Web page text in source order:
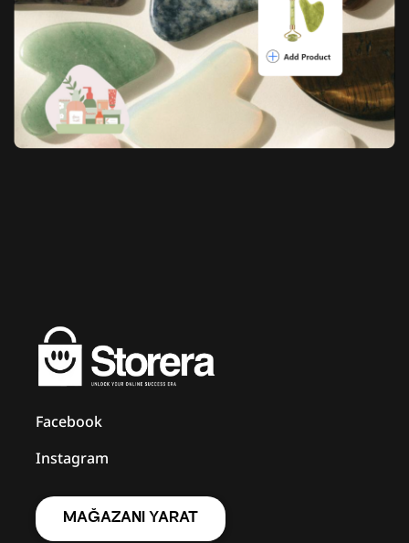
Facebook
Instagram
MAĞAZANI YARAT